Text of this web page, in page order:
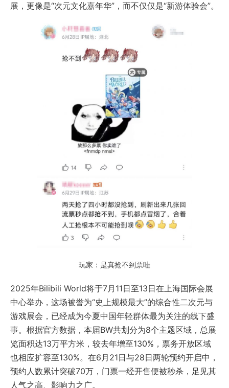
展，更像是“次元文化嘉年华”，而不仅仅是“新游体验会”。
玩家：是真抢不到票哇
2025年Bilibili World将于7月11日至13日在上海国际会展
中心举办，这场被誉为“史上规模最大”的综合性二次元与
游戏展会，已经成为今夏中国年轻群体最为关注的线下盛
事。根据官方数据，本届BW共划分为8个主题区域，总展
览面积达13万平方米，较去年增至130%，票务开放区域
也相应扩容至130%。在6月21日与28日两轮预约开启中，
预约人数累计突破70万，门票一经开售便被秒杀，足见其
人气之高、影响力之广。